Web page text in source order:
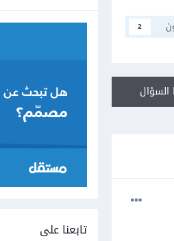
2
تابعنا على